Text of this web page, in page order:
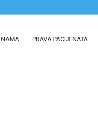
NAMA PRAVA PACIJENATA